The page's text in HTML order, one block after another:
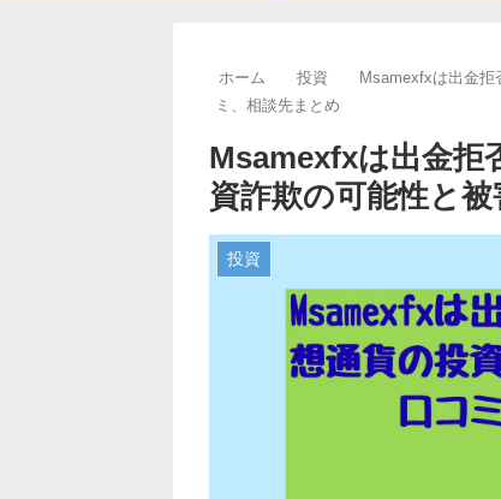
ホーム 投資
Msamexfxは出金拒
ミ、相談先まとめ
Msamexfxは出金拒
資詐欺の可能性と
投資